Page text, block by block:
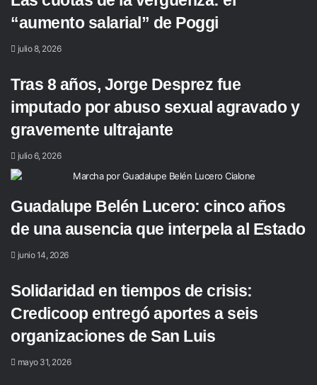
“aumento salarial” de Poggi
julio 8, 2026
Tras 8 años, Jorge Desprez fue
imputado por abuso sexual agravado y
gravemente ultrajante
julio 6, 2026
Guadalupe Belén Lucero: cinco años
de una ausencia que interpela al Estado
junio 14, 2026
Solidaridad en tiempos de crisis:
Credicoop entregó aportes a seis
organizaciones de San Luis
mayo 31, 2026